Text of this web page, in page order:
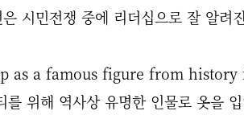
시민전쟁 중에 리더십으로 잘 알려
as a famous figure from
를 위해 역사상 유명한 인물로 옷을